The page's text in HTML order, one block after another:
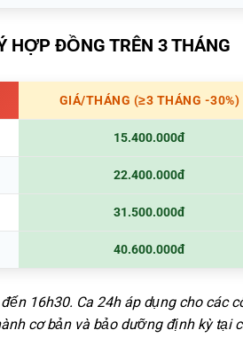
HỢP ĐỒNG TRÊN 3 THÁNG
GIÁ/THÁNG (≥3 THÁNG -30%)
15.400.000đ
22.400.000đ
31.500.000đ
40.600.000đ
16h30. Ca 24h áp dụng cho các
cơ bản và bảo dưỡng định kỳ tại